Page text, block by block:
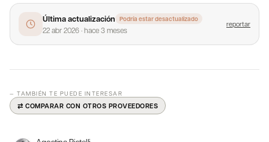
Última actualización Podría estar desactualizado
22 abr 2026·hace 3 meses
reportar
— TAMBIÉN TE PUEDE INTERESAR
⇄ COMPARAR CON OTROS PROVEEDORES